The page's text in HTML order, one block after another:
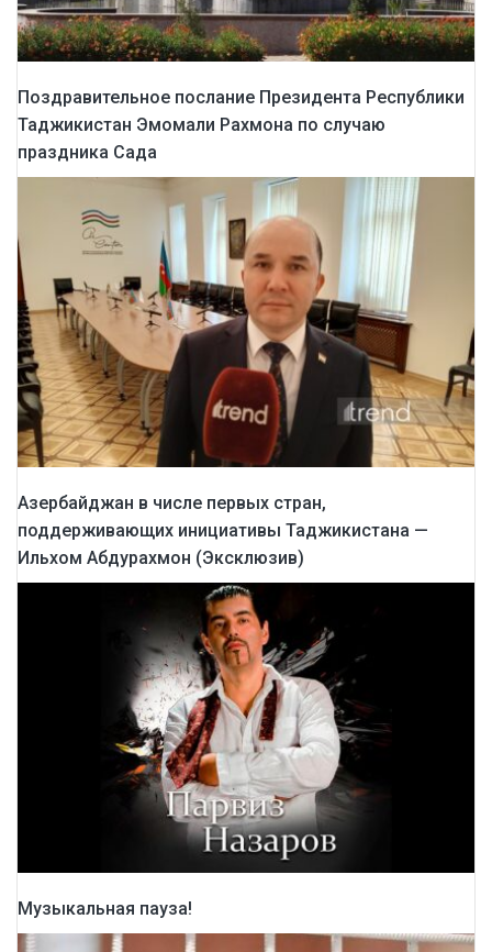
Поздравительное послание Президента Республики
Таджикистан Эмомали Рахмона по случаю
праздника Сада
Азербайджан в числе первых стран,
поддерживающих инициативы Таджикистана —
Ильхом Абдурахмон (Эксклюзив)
Музыкальная пауза!